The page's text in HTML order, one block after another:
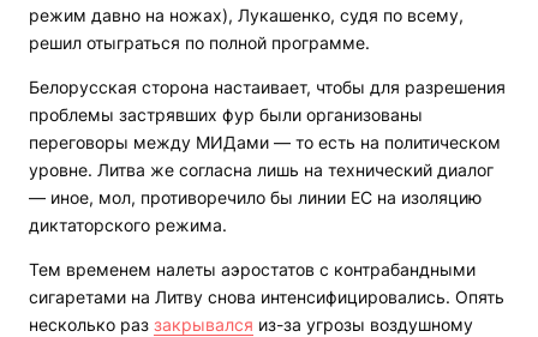
режим давно на ножах), Лукашенко, судя по всему,
решил отыграться по полной программе.
Белорусская сторона настаивает, чтобы для разрешения
проблемы застрявших фур были организованы
переговоры между МИДами — то есть на политическом
уровне. Литва же согласна лишь на технический диалог
— иное, мол, противоречило бы линии ЕС на изоляцию
диктаторского режима.
Тем временем налеты аэростатов с контрабандными
сигаретами на Литву снова интенсифицировались. Опять
несколько раз закрывался из-за угрозы воздушному